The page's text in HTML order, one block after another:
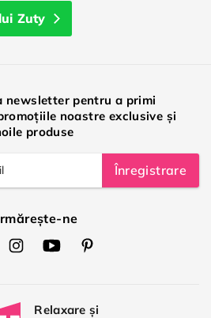
Zuty
newsletter pentru a primi
noastre exclusive și
produse
Înregistrare
ne
Zuty
Instagram
Zuty
Youtube
Zuty
Pinterest